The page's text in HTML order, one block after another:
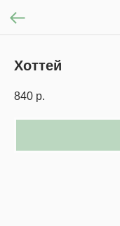
Хоттей
840 р.